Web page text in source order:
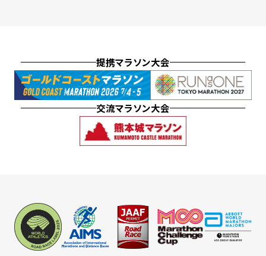
提携マラソン大会
交流マラソン大会